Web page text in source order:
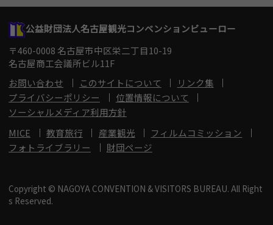
公益財団法人名古屋観光コンベンションビューロー
〒460-0008 名古屋市中区栄二丁目10-19
名古屋商工会議所ビル11F
お問い合わせ
このサイトについて
リンク集
プライバシーポリシー
位置情報について
ソーシャルメディア利用方針
MICE
教育旅行 産業観光
フィルムコミッション
フォトライブラリー
財団ページ
Copyright © NAGOYA CONVENTION & VISITORS BUREAU. All Right
s Reserved.